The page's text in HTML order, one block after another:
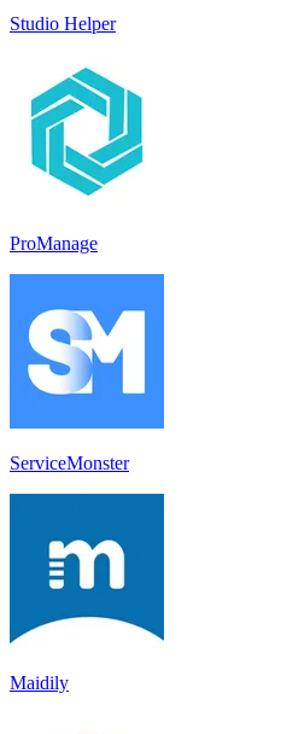
Studio Helper
ProManage
ServiceMonster
Maidily